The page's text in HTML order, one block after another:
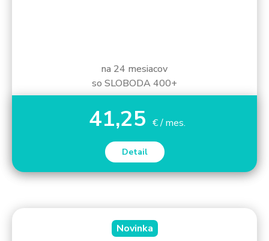
na 24 mesiacov
so SLOBODA 400+
41,25 € / mes.
Detail
Novinka